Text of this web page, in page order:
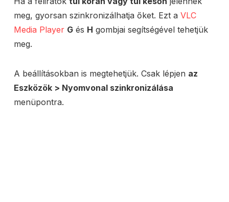
meg, gyorsan szinkronizálhatja őket. Ezt a VLC
Media Player G és H gombjai segítségével tehetjük
meg.
A beállításokban is megtehetjük. Csak lépjen az
Eszközök > Nyomvonal szinkronizálása
menüpontra.